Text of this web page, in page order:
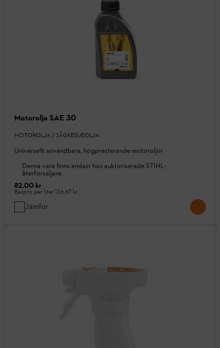
Motorolja SAE 30
MOTOROLJA / SÅGKEDJEOLJA
Universellt användbara, högpresterande motoroljor
Denna vara finns endast hos auktoriserade STIHL-
återförsäljare.
82,00 kr
Baspris per liter136,67 kr
Jämför